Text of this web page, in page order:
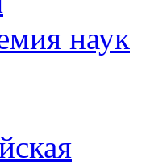
наук